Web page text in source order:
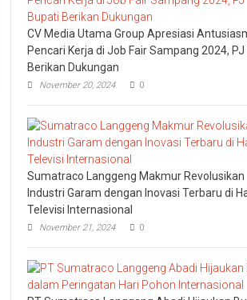
Kejari
CV Media Utama Group Apresiasi
Pencari Kerja di Job Fair Sampang 2024,
Berikan Dukungan
November 20, 2024 0
Sumatraco Langgeng Makmur Revolusikan
Industri Garam dengan Inovasi Terbaru di
Televisi Internasional
November 21, 2024 0